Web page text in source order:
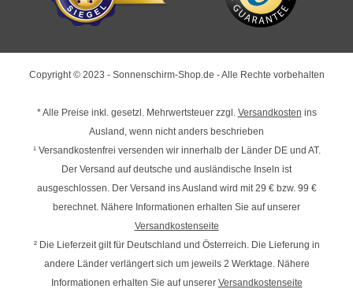
Copyright © 2023 - Sonnenschirm-Shop.de - Alle Rechte vorbehalten
* Alle Preise inkl. gesetzl. Mehrwertsteuer zzgl. Versandkosten ins
Ausland, wenn nicht anders beschrieben
¹ Versandkostenfrei versenden wir innerhalb der Länder DE und AT.
Der Versand auf deutsche und ausländische Inseln ist
ausgeschlossen. Der Versand ins Ausland wird mit29 € bzw. 99 €
berechnet. Nähere Informationen erhalten Sie auf unserer
Versandkostenseite
² Die Lieferzeit gilt für Deutschland und Österreich. Die Lieferung in
andere Länder verlängert sich um jeweils 2 Werktage. Nähere
Informationen erhalten Sie auf unserer Versandkostenseite